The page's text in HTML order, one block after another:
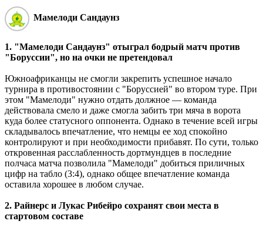
Мамелоди Сандаунз
1. "Мамелоди Сандаунз" отыграл бодрый матч против
"Боруссии", но на очки не претендовал
Южноафриканцы не смогли закрепить успешное начало
турнира в противостоянии с "Боруссией" во втором туре. При
этом "Мамелоди" нужно отдать должное — команда
действовала смело и даже смогла забить три мяча в ворота
куда более статусного оппонента. Однако в течение всей игры
складывалось впечатление, что немцы ее ход спокойно
контролируют и при необходимости прибавят. По сути, только
откровенная расслабленность дортмундцев в последние
полчаса матча позволила "Мамелоди" добиться приличных
цифр на табло (3:4), однако общее впечатление команда
оставила хорошее в любом случае.
2. Райнерс и Лукас Рибейро сохранят свои места в
стартовом составе